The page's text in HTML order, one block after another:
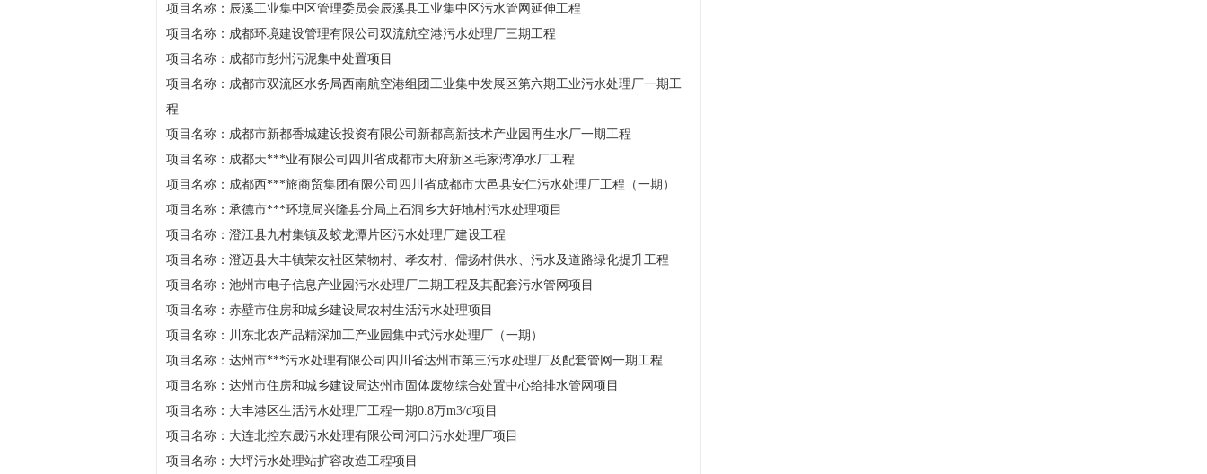
项目名称：辰溪工业集中区管理委员会辰溪县工业集中区污水管网延伸工程
项目名称：成都环境建设管理有限公司双流航空港污水处理厂三期工程
项目名称：成都市彭州污泥集中处置项目
项目名称：成都市双流区水务局西南航空港组团工业集中发展区第六期工业污水处理厂一期工
程
项目名称：成都市新都香城建设投资有限公司新都高新技术产业园再生水厂一期工程
项目名称：成都天***业有限公司四川省成都市天府新区毛家湾净水厂工程
项目名称：成都西***旅商贸集团有限公司四川省成都市大邑县安仁污水处理厂工程（一期）
项目名称：承德市***环境局兴隆县分局上石洞乡大好地村污水处理项目
项目名称：澄江县九村集镇及蛟龙潭片区污水处理厂建设工程
项目名称：澄迈县大丰镇荣友社区荣物村、孝友村、儒扬村供水、污水及道路绿化提升工程
项目名称：池州市电子信息产业园污水处理厂二期工程及其配套污水管网项目
项目名称：赤壁市住房和城乡建设局农村生活污水处理项目
项目名称：川东北农产品精深加工产业园集中式污水处理厂（一期）
项目名称：达州市***污水处理有限公司四川省达州市第三污水处理厂及配套管网一期工程
项目名称：达州市住房和城乡建设局达州市固体废物综合处置中心给排水管网项目
项目名称：大丰港区生活污水处理厂工程一期0.8万m3/d项目
项目名称：大连北控东晟污水处理有限公司河口污水处理厂项目
项目名称：大坪污水处理站扩容改造工程项目